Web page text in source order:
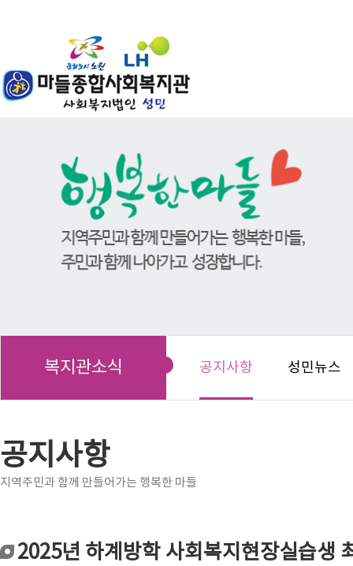
복지관소식 공지사항 성민뉴스
공지사항
지역주민과 함께 만들어가는 행복한 마들
2025년 하계방학 사회복지현장실습생